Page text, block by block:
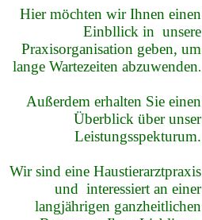
Hier möchten wir Ihnen einen
Einbllick in unsere
Praxisorganisation geben, um
lange Wartezeiten abzuwenden.
Außerdem erhalten Sie einen
Überblick über unser
Leistungsspekturum.
Wir sind eine Haustierarztpraxis
und interessiert an einer
langjährigen ganzheitlichen